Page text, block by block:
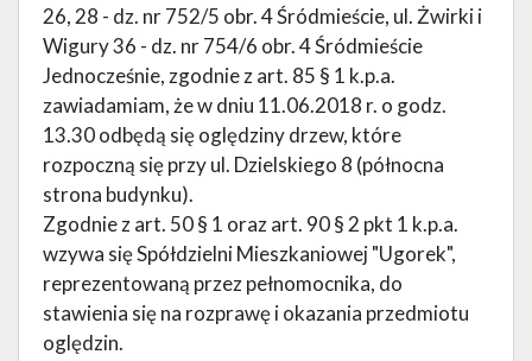
26, 28 - dz. nr 752/5 obr. 4 Śródmieście, ul. Żwirki i
Wigury 36 - dz. nr 754/6 obr. 4 Śródmieście
Jednocześnie, zgodnie z art. 85 § 1 k.p.a.
zawiadamiam, że w dniu 11.06.2018 r. o godz.
13.30 odbędą się oględziny drzew, które
rozpoczną się przy ul. Dzielskiego 8 (północna
strona budynku).
Zgodnie z art. 50 § 1 oraz art. 90 § 2 pkt 1 k.p.a.
wzywa się Spółdzielni Mieszkaniowej "Ugorek",
reprezentowaną przez pełnomocnika, do
stawienia się na rozprawę i okazania przedmiotu
oględzin.